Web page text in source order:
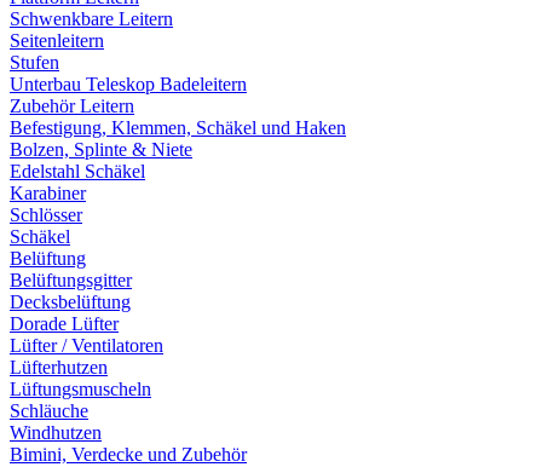
Schwenkbare Leitern
Seitenleitern
Stufen
Unterbau Teleskop Badeleitern
Zubehör Leitern
Befestigung, Klemmen, Schäkel und Haken
Bolzen, Splinte & Niete
Edelstahl Schäkel
Karabiner
Schlösser
Schäkel
Belüftung
Belüftungsgitter
Decksbelüftung
Dorade Lüfter
Lüfter / Ventilatoren
Lüfterhutzen
Lüftungsmuscheln
Schläuche
Windhutzen
Bimini, Verdecke und Zubehör